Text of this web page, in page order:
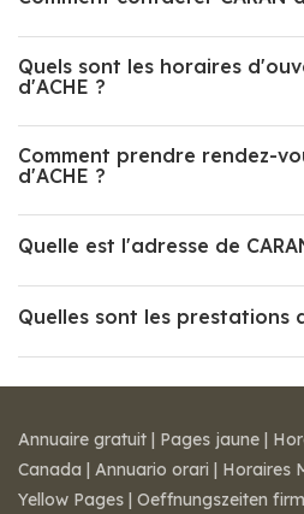
Quels sont les horaires
d'ACHE ?
Comment prendre rendez-
d'ACHE ?
Quelle est l'adresse de
Quelles sont les prestations
Annuaire gratuit | Pages jaune |
Canada | Annuario orari | Horaires
Yellow Pages | Oeffnungszeiten